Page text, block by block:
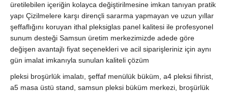
üretilebilen içeriğin kolayca değiştirilmesine imkan tanıyan pratik
yapı Çizilmelere karşı dirençli sararma yapmayan ve uzun yıllar
şeffaflığını koruyan ithal pleksiglas panel kalitesi ile profesyonel
sunum desteği Samsun üretim merkezimizde adede göre
değişen avantajlı fiyat seçenekleri ve acil siparişleriniz için aynı
gün imalat imkanıyla sunulan kaliteli çözüm
pleksi broşürlük imalatı, şeffaf menülük büküm, a4 pleksi fihrist,
a5 masa üstü stand, samsun pleksi büküm merkezi, broşürlük